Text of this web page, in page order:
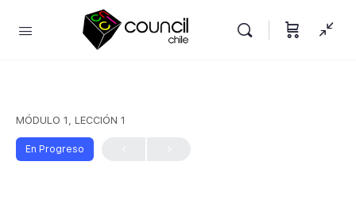
MÓDULO 1, LECCIÓN 1
En Progreso